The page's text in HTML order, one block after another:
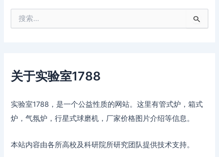
关于实验室1788
实验室1788，是一个公益性质的网站。这里有管式炉，箱式
炉，气氛炉，行星式球磨机，厂家价格图片介绍等信息。
本站内容由各所高校及科研院所研究团队提供技术支持。